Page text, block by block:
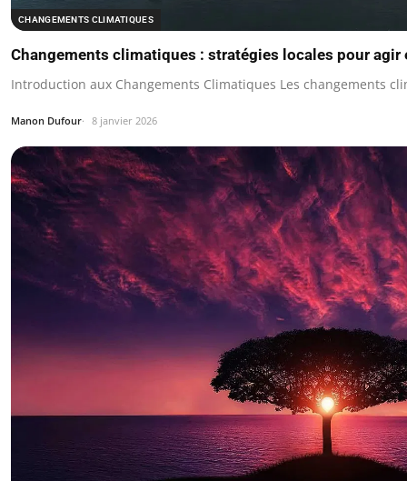
CHANGEMENTS CLIMATIQUES
Changements climatiques : stratégies locales pour agir
Introduction aux Changements Climatiques Les changements
Manon Dufour 8 janvier 2026